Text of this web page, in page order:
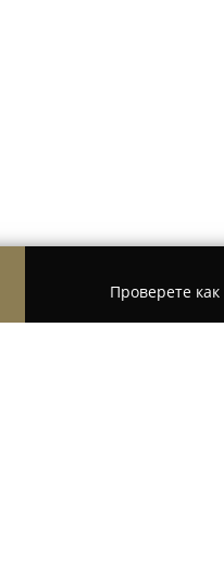
Проверете